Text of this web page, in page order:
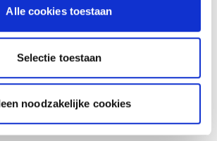
Alle cookies toestaan
Selectie toestaan
noodzakelijke cookies